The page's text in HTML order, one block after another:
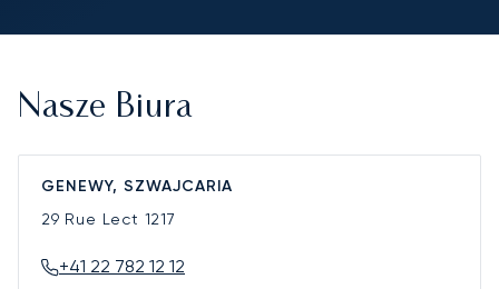
Nasze Biura
GENEWY, SZWAJCARIA
29 Rue Lect 1217
+41 22 782 12 12